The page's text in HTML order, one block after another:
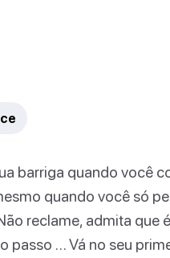
barriga quando você
quando você só
reclame, admita que
passo … Vá no seu